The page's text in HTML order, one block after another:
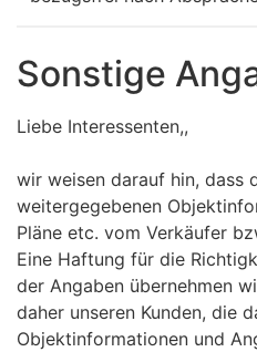
Sonstige
Liebe Interessenten,,
wir weisen darauf hin, dass
weitergegebenen
Pläne etc. vom Verkäufer
Eine Haftung für die
der Angaben übernehmen
daher unseren Kunden, die
Objektinformationen und